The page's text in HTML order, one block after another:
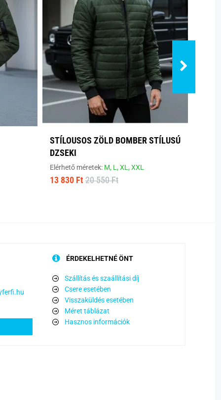
STÍLOUSOS ZÖLD BOMBER STÍLUSÚ
DZSEKI
Elérhető méretek: M, L,XL,XXL
13 830 Ft 20 550 Ft
ÉRDEKELHETNÉ ÖNT
Szállítás és szaállítási díj
Csere esetében
Visszaküldés esetében
Méret táblázat
Hasznos információk